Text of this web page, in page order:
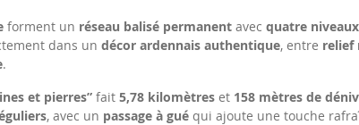
forment un réseau balisé permanent avecquatre
dans undécor ardennais authentique, entre relief
.
et pierres” fait5,78 kilomètres et 158 mètres de
, avec un passage à gué qui ajoute une touche